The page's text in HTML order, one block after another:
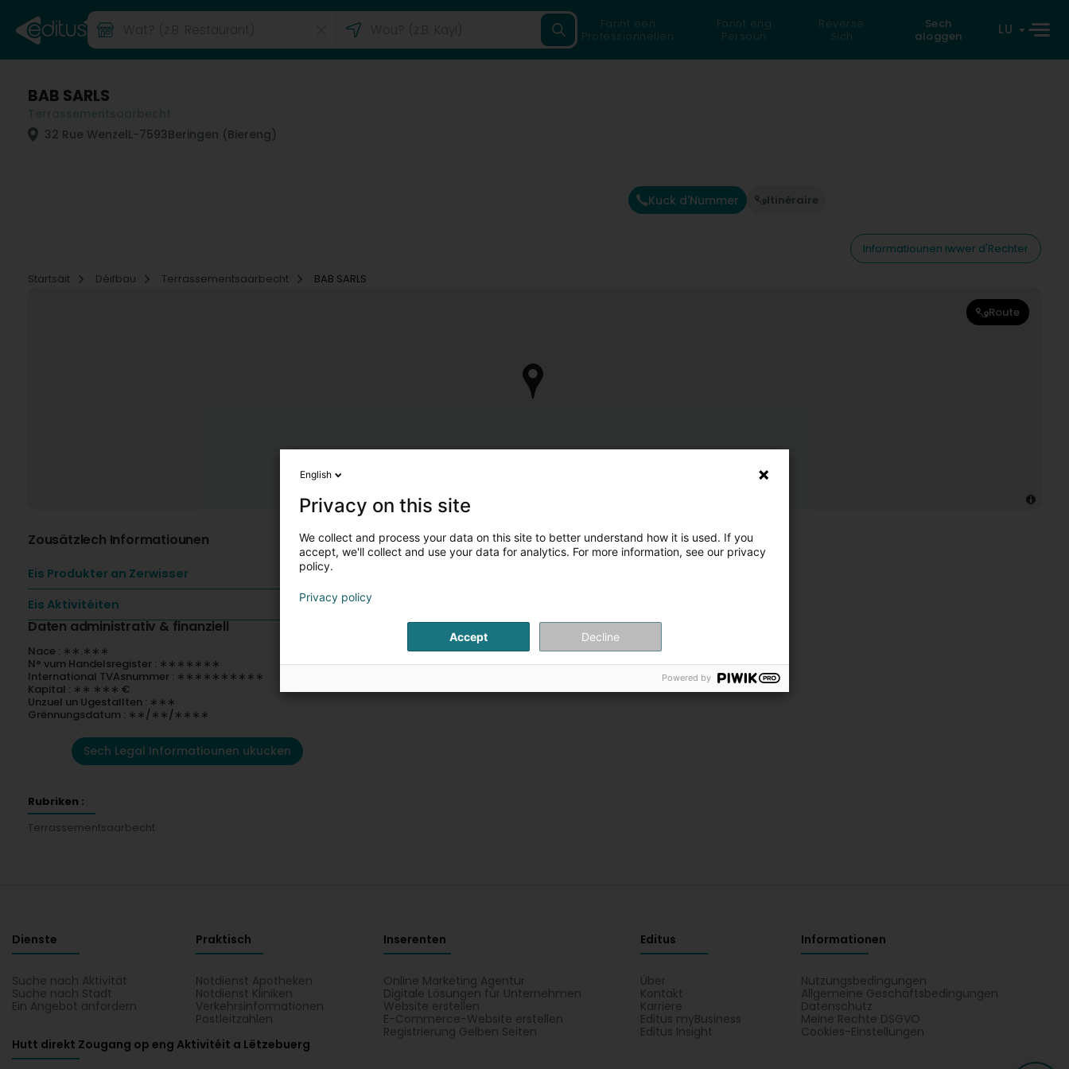
Fannt een
Professionnellen
Fannt eng
Persoun
Reverse
Sich
Sech
aloggen
LU
BAB SARLS
32 Rue WenzelL-7593Beringen (Biereng)
Kuck d'Nummer Itinéraire
Informatiounen iwwer d'Rechter
Startsäit
Déifbau Terrassementsaarbecht BAB SARLS
Route
Zousätzlech Informatiounen
Eis Produkter an Zerwisser
Eis Aktivitéiten
Daten administrativ & finanziell
Nace : ∗∗.∗∗∗
N° vum Handelsregister : ∗∗∗∗∗∗∗
International TVAsnummer : ∗∗∗∗∗∗∗∗∗∗
Kapital : ∗∗ ∗∗∗ €
Unzuel un Ugestallten : ∗∗∗
Grënnungsdatum : ∗∗/∗∗/∗∗∗∗
Sech Legal Informatiounen ukucken
Rubriken :
Terrassementsaarbecht
Dienste
Suche nach Aktivität
Suche nach Stadt
Ein Angebot anfordern
Praktisch
Notdienst Apotheken
Notdienst Kliniken
Verkehrsinformationen
Postleitzahlen
Inserenten
Online Marketing Agentur
Digitale Lösungen für Unternehmen
Website erstellen
E-Commerce-Website erstellen
Registrierung Gelben Seiten
Editus
Über
Kontakt
Karriere
Editus myBusiness
Editus Insight
Informationen
Nutzungsbedingungen
Allgemeine Geschäftsbedingungen
Datenschutz
Meine Rechte DSGVO
Cookies-Einstellungen
Hutt direkt Zougang op eng Aktivitéit a Lëtzebuerg
English
Privacy on this site
We collect and process your data on this site to better understand how it is used. If you
accept, we'll collect and use your data for analytics. For more information, see our privacy
policy.
Privacy policy
Accept Decline
Powered by